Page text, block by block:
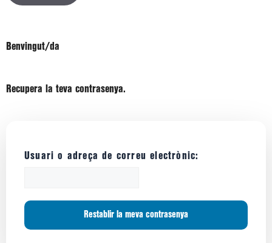
Benvingut/da
Recupera la teva contrasenya.
Usuari o adreça de correu electrònic: